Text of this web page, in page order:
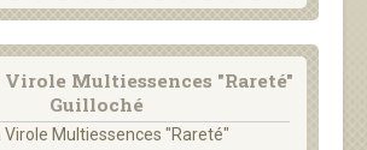
Virole Multiessences "Rareté"
Guilloché